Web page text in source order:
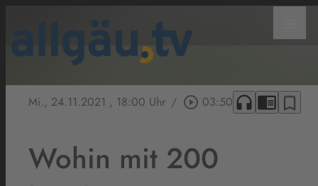
Mi., 24.11.2021 , 18:00 Uhr / play_circle_outline 03:50 headphones chrome_reader_mode bookmark_border
Wohin mit 200